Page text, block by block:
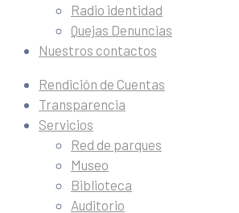
Radio identidad
Quejas Denuncias
Nuestros contactos
Rendición de Cuentas
Transparencia
Servicios
Red de parques
Museo
Biblioteca
Auditorio